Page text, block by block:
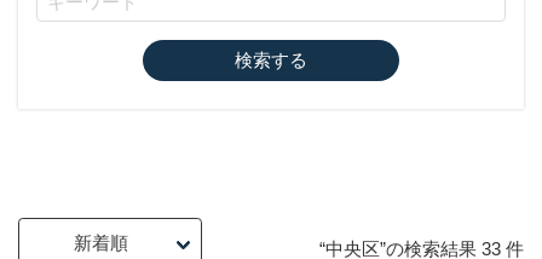
“中央区”の検索結果 33 件